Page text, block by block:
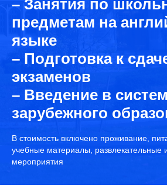
– Занятия по
предметам на
языке
– Подготовка к
экзаменов
– Введение в
зарубежного
В стоимость включено проживание,
учебные материалы, развлекательные
мероприятия